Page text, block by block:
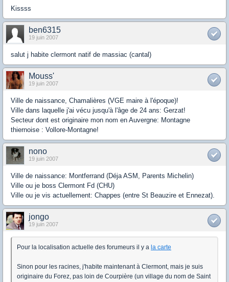
Kissss
ben6315
19 juin 2007
salut j habite clermont natif de massiac (cantal)
Mouss'
19 juin 2007
Ville de naissance, Chamalières (VGE maire à l'époque)!
Ville dans laquelle j'ai vécu jusqu'à l'âge de 24 ans: Gerzat!
Secteur dont est originaire mon nom en Auvergne: Montagne
thiernoise : Vollore-Montagne!
nono
19 juin 2007
Ville de naissance: Montferrand (Déja ASM, Parents Michelin)
Ville ou je boss Clermont Fd (CHU)
Ville ou je vis actuellement: Chappes (entre St Beauzire et Ennezat).
jongo
19 juin 2007
Pour la localisation actuelle des forumeurs il y a la carte
Sinon pour les racines, j'habite maintenant à Clermont, mais je suis
originaire du Forez, pas loin de Courpière (un village du nom de Saint